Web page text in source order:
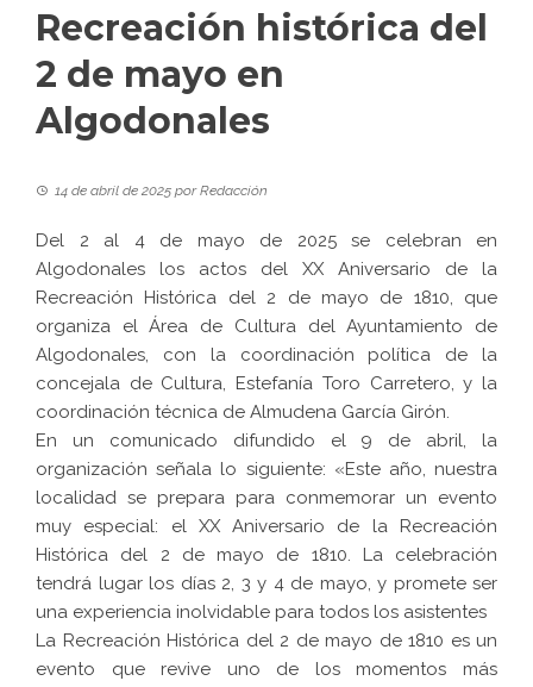
Recreación histórica del
2 de mayo en
Algodonales
14 de abril de 2025 porRedacción
Del 2 al 4 de mayo de 2025 se celebran en
Algodonales los actos del XX Aniversario de la
Recreación Histórica del 2 de mayo de 1810, que
organiza el Área de Cultura del Ayuntamiento de
Algodonales, con la coordinación política de la
concejala de Cultura, Estefanía Toro Carretero, y la
coordinación técnica de Almudena García Girón.
En un comunicado difundido el 9 de abril, la
organización señala lo siguiente: «Este año, nuestra
localidad se prepara para conmemorar un evento
muy especial: el XX Aniversario de la Recreación
Histórica del 2 de mayo de 1810. La celebración
tendrá lugar los días 2, 3 y 4 de mayo, y promete ser
una experiencia inolvidable para todos los asistentes
La Recreación Histórica del 2 de mayo de 1810 es un
evento que revive uno de los momentos más